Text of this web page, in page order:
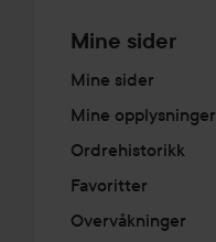
Mine sider
Mine sider
Mine opplysninger
Ordrehistorikk
Favoritter
Overvåkninger